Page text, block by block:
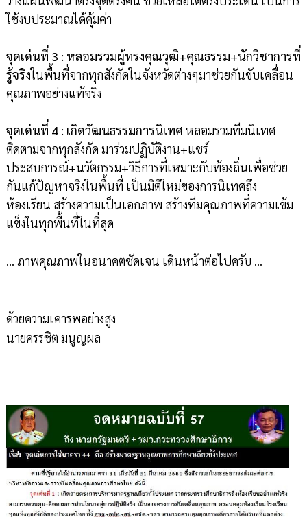
ใช้งบประมาณได้คุ้มค่า
จุดเด่นที่ 3 : หลอมรวมผู้ทรงคุณวุฒิ+คุณธรรม+นักวิชาการที่
รู้จริงในพื้นที่จากทุกสังกัดในจังหวัดต่างๆมาช่วยกันขับเคลื่อน
คุณภาพอย่างแท้จริง
จุดเด่นที่ 4 : เกิดวัฒนธรรมการนิเทศ หลอมรวมทีมนิเทศ
ติดตามจากทุกสังกัด มาร่วมปฏิบัติงาน+แชร์
ประสบการณ์+นวัตกรรม+วิธีการที่เหมาะกับท้องถิ่นเพื่อช่วย
กันแก้ปัญหาจริงในพื้นที่ เป็นมิติใหม่ของการนิเทศถึง
ห้องเรียน สร้างความเป็นเอกภาพ สร้างทีมคุณภาพที่ความเข้ม
แข็งในทุกพื้นที่ในที่สุด
… ภาพคุณภาพในอนาคตชัดเจน เดินหน้าต่อไปครับ ...
ด้วยความเคารพอย่างสูง
นายครรชิต มนูญผล